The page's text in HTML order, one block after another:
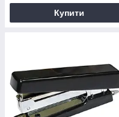
Купити